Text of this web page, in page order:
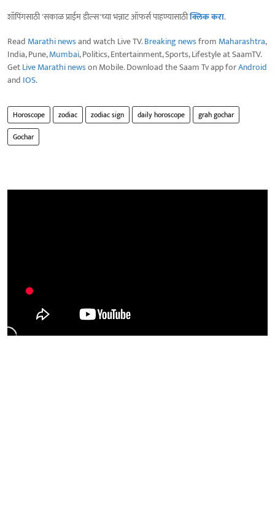
शॉपिंगसाठी 'सकाळ प्राईम डील्स'च्या भन्नाट ऑफर्स पाहण्यासाठीक्लिक करा.
Read Marathi newsand watch Live TV.Breaking newsfrom Maharashtra,
India, Pune,Mumbai, Politics, Entertainment, Sports, Lifestyle at SaamTV.
GetLive Marathi newson Mobile. Download the Saam Tv app forAndroid
and IOS.
Horoscope zodiac zodiac sign daily horoscope
grah gochar
Gochar